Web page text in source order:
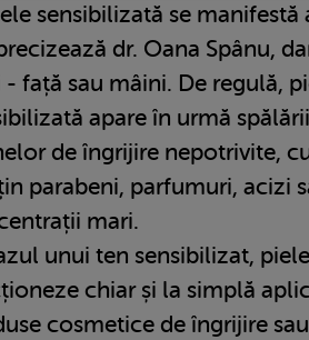
sensibilizată se manifestă
dr. Oana Spânu,
față sau mâini. De regulă,
apare în urmă
de îngrijire nepotrivite,
parabeni, parfumuri, acizi
mari.
unui ten sensibilizat,
chiar și la simplă
cosmetice de îngrijire